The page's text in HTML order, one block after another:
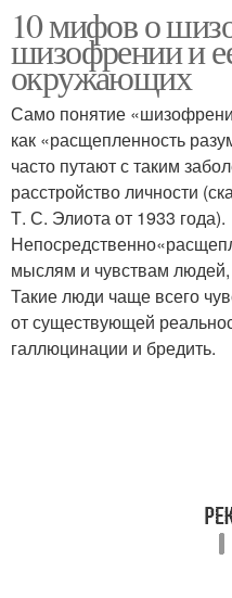
Наклонности при
шизофрении
10 мифов о
шизофрении и
окружающих
Само понятие
как «расщепленность
часто путают с таким
расстройство личности
Т. С. Элиота от 1933 года).
мыслям и чувствам
Такие люди чаще всего
от существующей
галлюцинации и бредить.